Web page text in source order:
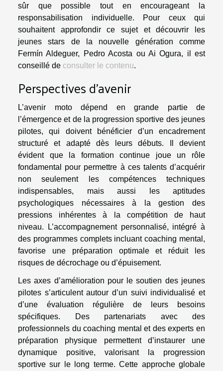
sûr que possible tout en encourageant la
responsabilisation individuelle. Pour ceux qui
souhaitent approfondir ce sujet et découvrir les
jeunes stars de la nouvelle génération comme
Fermín Aldeguer, Pedro Acosta ou Ai Ogura, il est
conseillé de consulter le contenu.
Perspectives d’avenir
L’avenir moto dépend en grande partie de
l’émergence et de la progression sportive des jeunes
pilotes, qui doivent bénéficier d’un encadrement
structuré et adapté dès leurs débuts. Il devient
évident que la formation continue joue un rôle
fondamental pour permettre à ces talents d’acquérir
non seulement les compétences techniques
indispensables, mais aussi les aptitudes
psychologiques nécessaires à la gestion des
pressions inhérentes à la compétition de haut
niveau. L’accompagnement personnalisé, intégré à
des programmes complets incluant coaching mental,
favorise une préparation optimale et réduit les
risques de décrochage ou d’épuisement.
Les axes d’amélioration pour le soutien des jeunes
pilotes s’articulent autour d’un suivi individualisé et
d’une évaluation régulière de leurs besoins
spécifiques. Des partenariats avec des
professionnels du coaching mental et des experts en
préparation physique permettent d’instaurer une
dynamique positive, valorisant la progression
sportive sur le long terme. Cette approche globale